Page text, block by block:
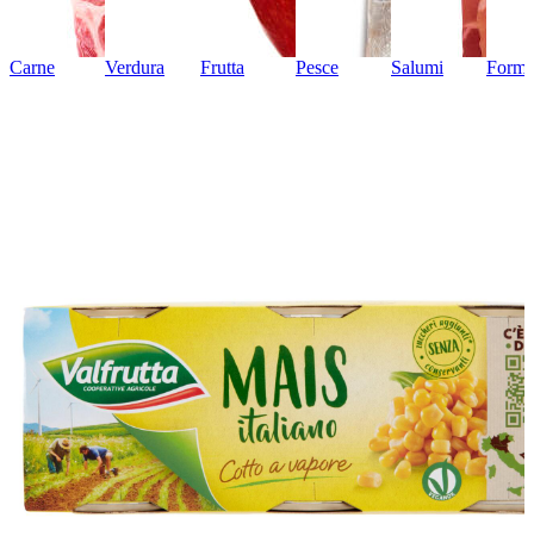
Carne Verdura Frutta Pesce Salumi